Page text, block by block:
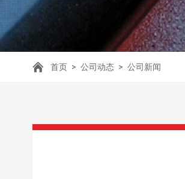
首页 > 公司动态 > 公司新闻